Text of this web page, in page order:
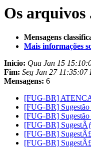
Os arquivos
Mensagens
Mais informações
Inicio: Qua Jan 15
Fim: Seg Jan 27 11:35:07
Mensagens: 6
[FUG-BR]
[FUG-BR] Sugestão
[FUG-BR] Sugestão
[FUG-BR]
[FUG-BR]
[FUG-BR]